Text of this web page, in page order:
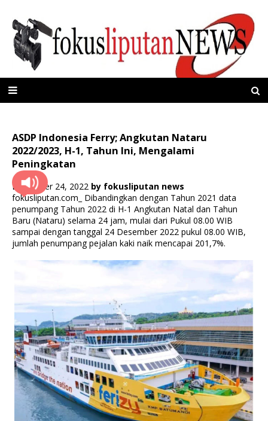
ASDP Indonesia Ferry; Angkutan Nataru
2022/2023, H-1, Tahun Ini, Mengalami
Peningkatan
Desember 24, 2022 by fokusliputan news
fokusliputan.com_ Dibandingkan dengan Tahun 2021 data
penumpang Tahun 2022 di H-1 Angkutan Natal dan Tahun
Baru (Nataru) selama 24 jam, mulai dari Pukul 08.00 WIB
sampai dengan tanggal 24 Desember 2022 pukul 08.00 WIB,
jumlah penumpang pejalan kaki naik mencapai 201,7%.